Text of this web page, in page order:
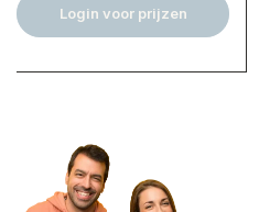
Login voor prijzen